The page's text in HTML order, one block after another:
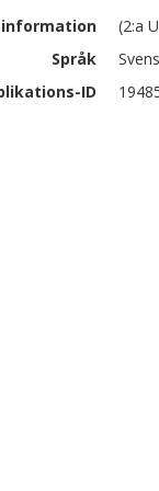
(2:a
Språk
ID